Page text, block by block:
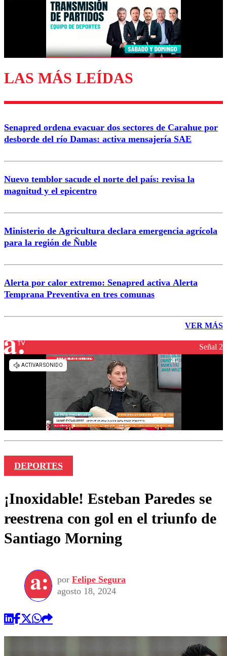
Enviar comentario
LAS MÁS LEÍDAS
Senapred ordena evacuar dos sectores de Carahue por
desborde del río Damas: activa mensajería SAE
Nuevo temblor sacude el norte del país: revisa la
magnitud y el epicentro
Ministerio de Agricultura declara emergencia agrícola
para la región de Ñuble
Alerta por calor extremo: Senapred activa Alerta
Temprana Preventiva en tres comunas
VER MÁS
Señal 2
DEPORTES
¡Inoxidable! Esteban Paredes se
reestrena con gol en el triunfo de
Santiago Morning
por Felipe Segura
agosto 18, 2024